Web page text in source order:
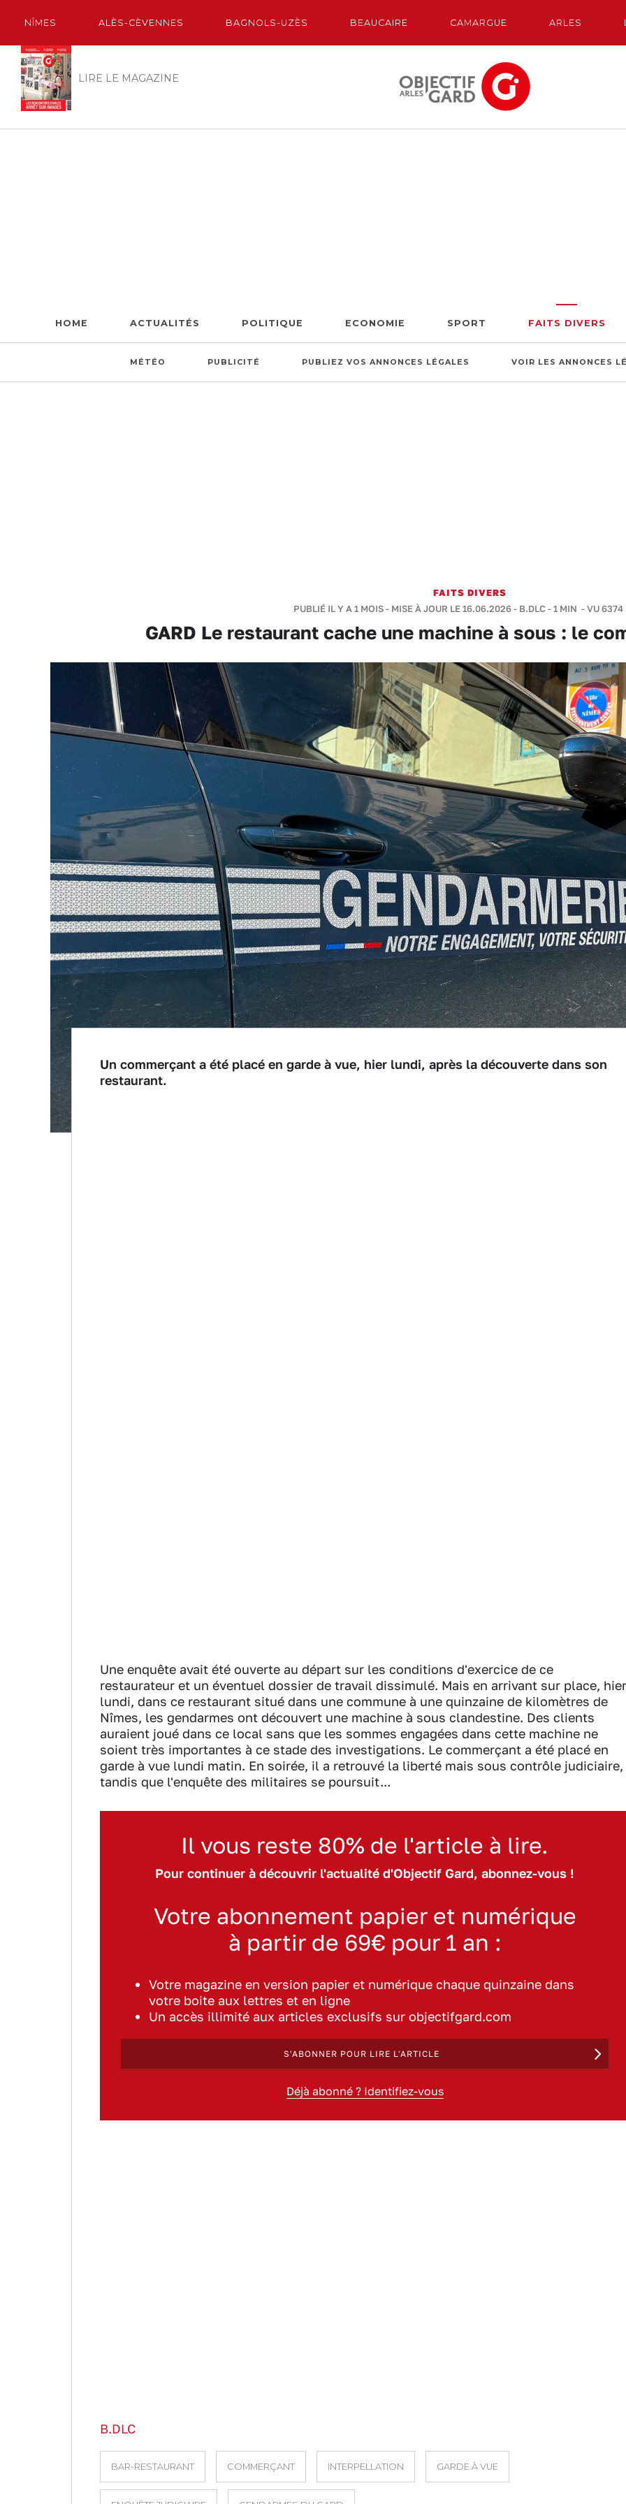
NÎMES ALÈS-CÈVENNES BAGNOLS-UZÈS BEAUCAIRE CAMARGUE ARLES
LIRE LE MAGAZINE
HOME ACTUALITÉS POLITIQUE ECONOMIE SPORT FAITS DIVERS
MÉTÉO PUBLICITÉ PUBLIEZ VOS ANNONCES LÉGALES VOIR LES ANNONCES
FAITS DIVERS
PUBLIÉ IL Y A 1 MOIS - MISE À JOUR LE 16.06.2026 - B.DLC-1 MIN - VU 6374
GARD Le restaurant cache une machine à sous : le
Un commerçant a été placé en garde à vue, hier lundi, après la découverte dans son
restaurant.
Une enquête avait été ouverte au départ sur les conditions d'exercice de ce
restaurateur et un éventuel dossier de travail dissimulé. Mais en arrivant sur place, hier
lundi, dans ce restaurant situé dans une commune à une quinzaine de kilomètres de
Nîmes, les gendarmes ont découvert une machine à sous clandestine. Des clients
auraient joué dans ce local sans que les sommes engagées dans cette machine ne
soient très importantes à ce stade des investigations. Le commerçant a été placé en
garde à vue lundi matin. En soirée, il a retrouvé la liberté mais sous contrôle judiciaire,
tandis que l'enquête des militaires se poursuit...
Il vous reste 80% de l'article à lire.
Pour continuer à découvrir l'actualité d'Objectif Gard, abonnez-vous !
Votre abonnement papier et numérique
à partir de 69€ pour 1 an :
Votre magazine en version papier et numérique chaque quinzaine dans
votre boite aux lettres et en ligne
Un accès illimité aux articles exclusifs sur objectifgard.com
S'ABONNER POUR LIRE L'ARTICLE
Déjà abonné ? Identifiez-vous
B.DLC
BAR-RESTAURANT COMMERÇANT INTERPELLATION GARDE À VUE